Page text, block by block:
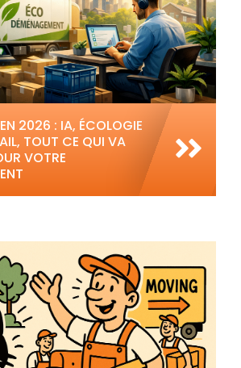
2026 : IA, ÉCOLOGIE
TOUT CE QUI VA
VOTRE